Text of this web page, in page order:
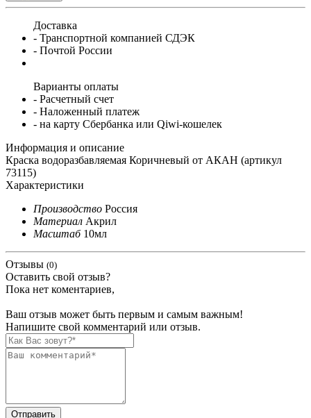
Доставка
- Транспортной компанией СДЭК
- Почтой России
Варианты оплаты
- Расчетный счет
- Наложенный платеж
- на карту Сбербанка или Qiwi-кошелек
Информация и описание
Краска водоразбавляемая Коричневый от АКАН (артикул
73115)
Характеристики
Производство Россия
Материал Акрил
Масштаб 10мл
Отзывы (0)
Оставить свой отзыв?
Пока нет коментариев,
Ваш отзыв может быть первым и самым важным!
Напишите свой комментарий или отзыв.